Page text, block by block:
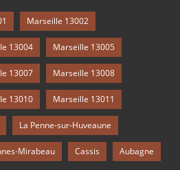
Marseille 13002
13004 Marseille 13005
13007 Marseille 13008
13010 Marseille 13011
La Penne-sur-Huveaune
Mirabeau Cassis Aubagne